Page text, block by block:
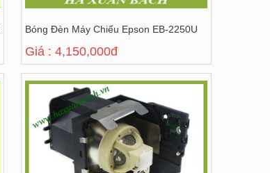
Bóng Đèn Máy Chiếu Epson EB-2250U
Giá : 4,150,000đ